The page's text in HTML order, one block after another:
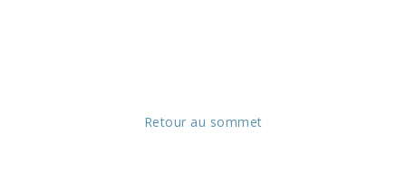
Retour au sommet